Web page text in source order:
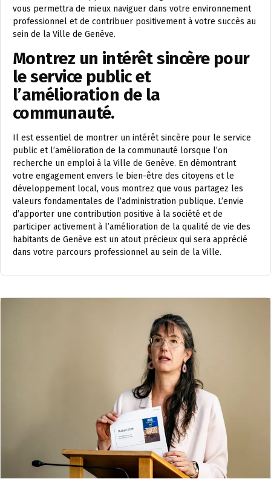
vous permettra de mieux naviguer dans votre environnement
professionnel et de contribuer positivement à votre succès au
sein de la Ville de Genève.
Montrez un intérêt sincère pour
le service public et
l’amélioration de la
communauté.
Il est essentiel de montrer un intérêt sincère pour le service
public et l’amélioration de la communauté lorsque l’on
recherche un emploi à la Ville de Genève. En démontrant
votre engagement envers le bien-être des citoyens et le
développement local, vous montrez que vous partagez les
valeurs fondamentales de l’administration publique. L’envie
d’apporter une contribution positive à la société et de
participer activement à l’amélioration de la qualité de vie des
habitants de Genève est un atout précieux qui sera apprécié
dans votre parcours professionnel au sein de la Ville.